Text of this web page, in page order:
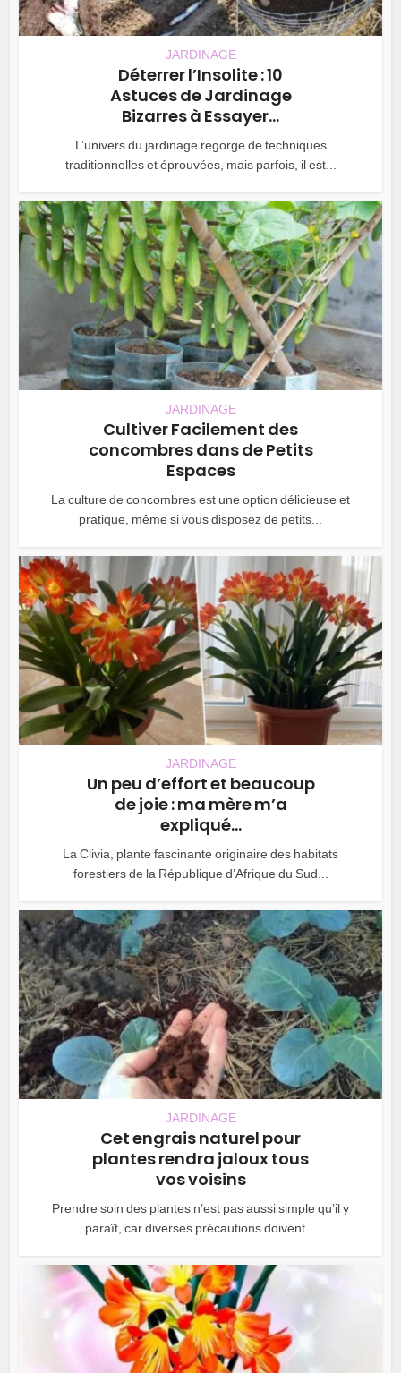
JARDINAGE
Déterrer l’Insolite : 10
Astuces de Jardinage
Bizarres à Essayer...
L’univers du jardinage regorge de techniques
traditionnelles et éprouvées, mais parfois, il est...
JARDINAGE
Cultiver Facilement des
concombres dans de Petits
Espaces
La culture de concombres est une option délicieuse et
pratique, même si vous disposez de petits...
JARDINAGE
Un peu d’effort et beaucoup
de joie : ma mère m’a
expliqué...
La Clivia, plante fascinante originaire des habitats
forestiers de la République d’Afrique du Sud...
JARDINAGE
Cet engrais naturel pour
plantes rendra jaloux tous
vos voisins
Prendre soin des plantes n’est pas aussi simple qu’il y
paraît, car diverses précautions doivent...